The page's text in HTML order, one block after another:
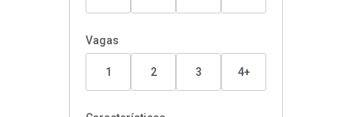
Vagas
1 2 3 4+